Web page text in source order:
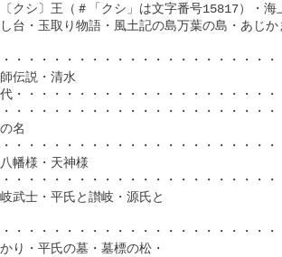
〕王（＃「クシ」は文字番号15817）・海
玉取り物語・風土記の島万葉の島・あじか
・・・・・・・・・・・・・・・・・・・・
説・清水
・・・・・・・・・・・・・・・・・・・・・
・・・・・・・・・・・・・・・・・・・・
名
・・・・・・・・・・・・・・・・・・・・
様・天神様
・・・・・・・・・・・・・・・・・・・・
士・平氏と讃岐・源氏と
・・・・・・・・・・・・・・・・・・・・・
・平氏の墓・墓標の松・